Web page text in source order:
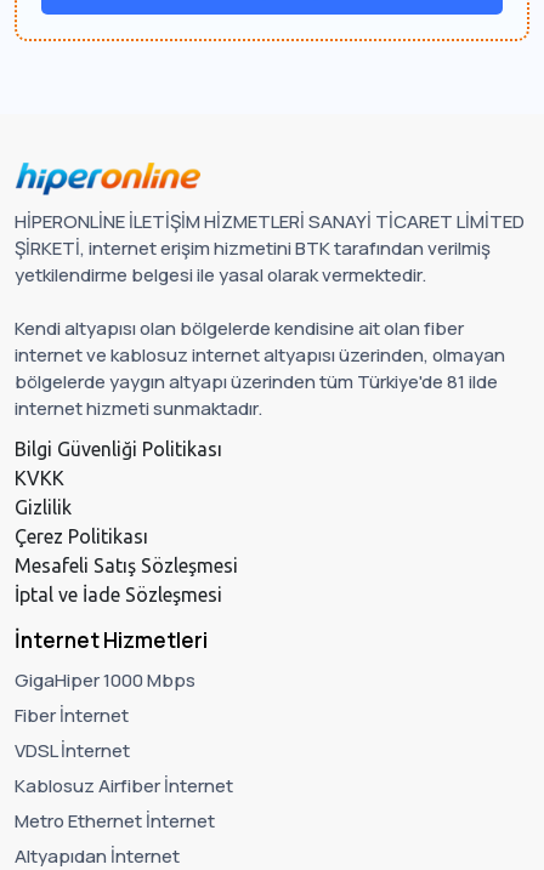
HİPERONLİNE İLETİŞİM HİZMETLERİ SANAYİ TİCARET LİMİTED
ŞİRKETİ, internet erişim hizmetini BTK tarafından verilmiş
yetkilendirme belgesi ile yasal olarak vermektedir.
Kendi altyapısı olan bölgelerde kendisine ait olan fiber
internet ve kablosuz internet altyapısı üzerinden, olmayan
bölgelerde yaygın altyapı üzerinden tüm Türkiye'de 81 ilde
internet hizmeti sunmaktadır.
Bilgi Güvenliği Politikası
KVKK
Gizlilik
Çerez Politikası
Mesafeli Satış Sözleşmesi
İptal ve İade Sözleşmesi
İnternet Hizmetleri
GigaHiper 1000 Mbps
Fiber İnternet
VDSL İnternet
Kablosuz Airfiber İnternet
Metro Ethernet İnternet
Altyapıdan İnternet